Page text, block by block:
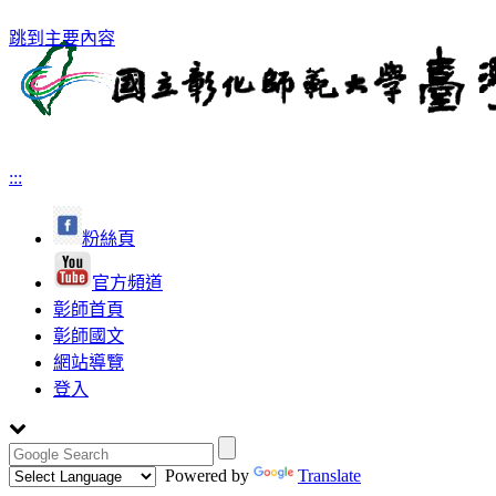
跳到主要內容
:::
粉絲頁
官方頻道
彰師首頁
彰師國文
網站導覽
登入
Powered by Translate